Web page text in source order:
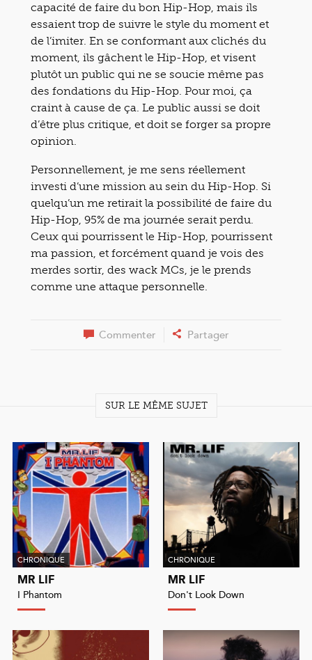
capacité de faire du bon Hip-Hop, mais ils
essaient trop de suivre le style du moment et
de l’imiter. En se conformant aux clichés du
moment, ils gâchent le Hip-Hop, et visent
plutôt un public qui ne se soucie même pas
des fondations du Hip-Hop. Pour moi, ça
craint à cause de ça. Le public aussi se doit
d’être plus critique, et doit se forger sa propre
opinion.
Personnellement, je me sens réellement
investi d’une mission au sein du Hip-Hop. Si
quelqu’un me retirait la possibilité de faire du
Hip-Hop, 95% de ma journée serait perdu.
Ceux qui pourrissent le Hip-Hop, pourrissent
ma passion, et forcément quand je vois des
merdes sortir, des wack MCs, je le prends
comme une attaque personnelle.
Commenter Partager
SUR LE MÊME SUJET
CHRONIQUE
MR LIF
I Phantom
CHRONIQUE
MR LIF
Don't Look Down